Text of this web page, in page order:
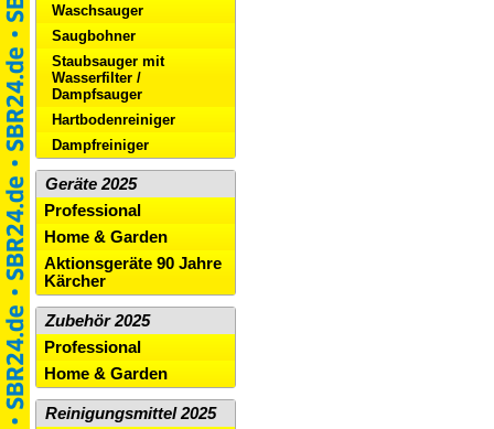
Waschsauger
Saugbohner
Staubsauger mit
Wasserfilter /
Dampfsauger
Hartbodenreiniger
Dampfreiniger
Geräte 2025
Professional
Home & Garden
Aktionsgeräte 90 Jahre
Kärcher
Zubehör 2025
Professional
Home & Garden
Reinigungsmittel 2025